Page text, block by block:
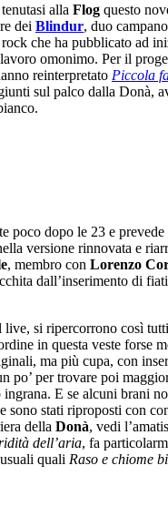
alla Flog questo
dei Blindur, duo
che ha pubblicato ad
omonimo. Per il
reinterpretato Piccola
sul palco dalla Donà,
poco dopo le 23 e prevede
versione rinnovata e
, membro con Lorenzo
dall’inserimento di
live, si ripercorrono così
in questa veste forse
ma più cupa, con
po’ per trovare poi
E se alcuni brani
sono stati riproposti con
della Donà, vedi
dell’aria, fa
quali Raso e chiome